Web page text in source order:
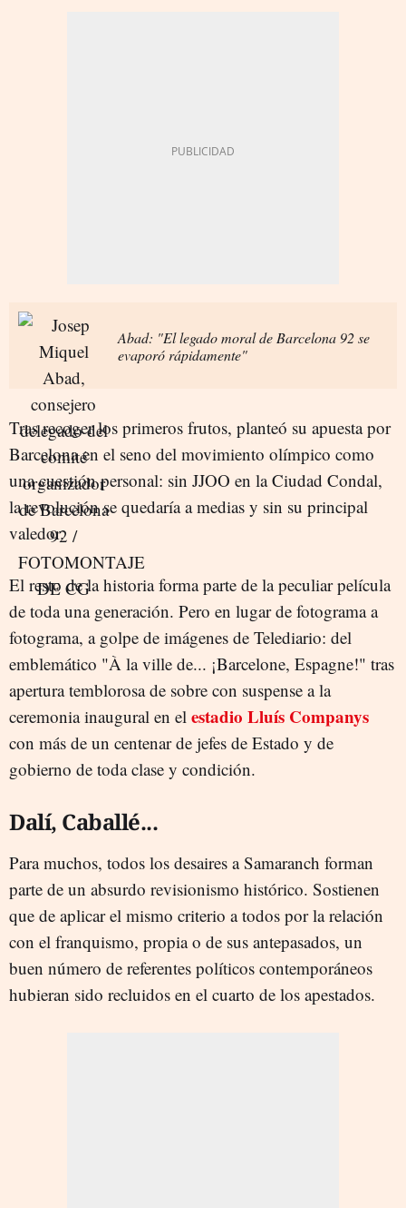
Abad: "El legado moral de Barcelona 92 se
evaporó rápidamente"
Tras recoger los primeros frutos, planteó su apuesta por
Barcelona en el seno del movimiento olímpico como
una cuestión personal: sin JJOO en la Ciudad Condal,
la revolución se quedaría a medias y sin su principal
valedor.
El resto de la historia forma parte de la peculiar película
de toda una generación. Pero en lugar de fotograma a
fotograma, a golpe de imágenes de Telediario: del
emblemático "À la ville de... ¡Barcelone, Espagne!" tras
apertura temblorosa de sobre con suspense a la
ceremonia inaugural en el estadio Lluís Companys
con más de un centenar de jefes de Estado y de
gobierno de toda clase y condición.
Dalí, Caballé...
Para muchos, todos los desaires a Samaranch forman
parte de un absurdo revisionismo histórico. Sostienen
que de aplicar el mismo criterio a todos por la relación
con el franquismo, propia o de sus antepasados, un
buen número de referentes políticos contemporáneos
hubieran sido recluidos en el cuarto de los apestados.